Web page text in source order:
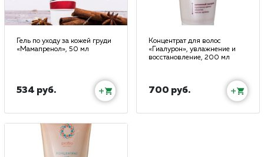
Гель по уходу за кожей груди
«Мамапренол», 50 мл
534 руб. +
Концентрат для волос
«Гиалурон», увлажнение и
восстановление, 200 мл
700 руб. +